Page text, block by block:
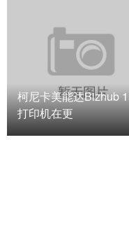
柯尼卡美能达Bizhub
打印机在更